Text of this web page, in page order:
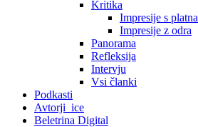
Kritika
Impresije s platna
Impresije z odra
Panorama
Refleksija
Intervju
Vsi članki
Podkasti
Avtorji_ice
Beletrina Digital